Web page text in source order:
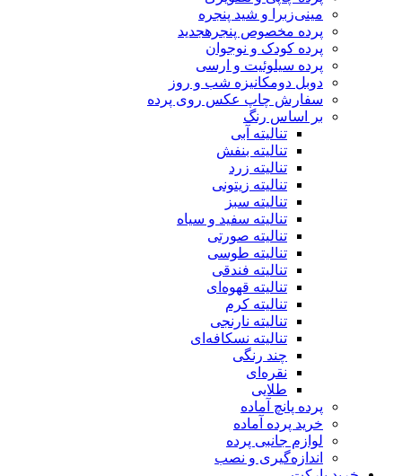
مینی‌زبرا و شید پنجره
پرده مخصوص پنجره جدید
پرده کودک و نوجوان
پرده سیلوئیت و ارسی
دوبل دومکانیزه شب و روز
سفارش چاپ عکس روی پرده
بر اساس رنگ
تنالیته آبی
تنالیته بنفش
تنالیته زرد
تنالیته زیتونی
تنالیته سبز
تنالیته سفید و سیاه
تنالیته صورتی
تنالیته طوسی
تنالیته فندقی
تنالیته قهوه‌ای
تنالیته کرم
تنالیته نارنجی
تنالیته نسکافه‌ای
چند رنگی
نقره‌ای
طلایی
پرده پانچ آماده
خرید پرده آماده
لوازم جانبی پرده
اندازه‌گیری و نصب